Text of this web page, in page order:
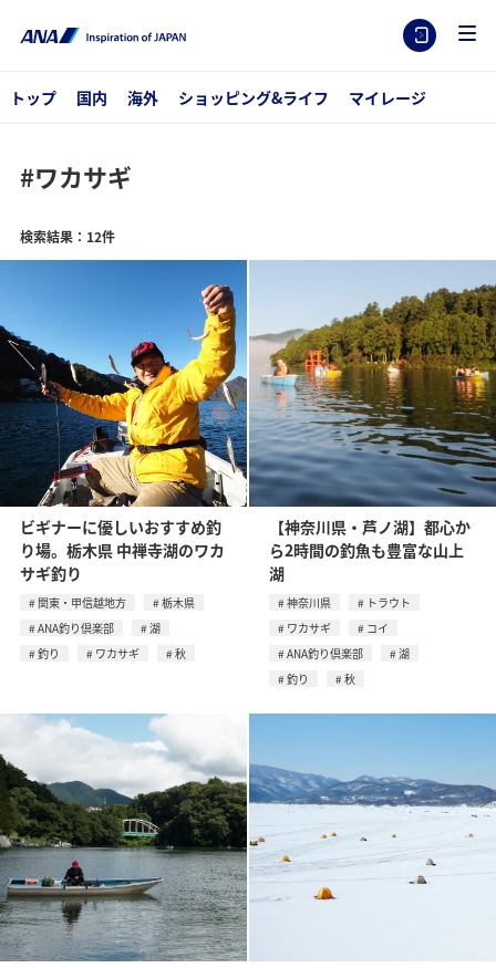
トップ 国内 海外 ショッピング&ライフ マイレージ
#ワカサギ
検索結果：12件
ビギナーに優しいおすすめ釣
り場。栃木県 中禅寺湖のワカ
サギ釣り
関東・甲信越地方
栃木県
ANA釣り倶楽部
湖
釣り
ワカサギ 秋
【神奈川県・芦ノ湖】都心か
ら2時間の釣魚も豊富な山上
湖
神奈川県
トラウト
ワカサギ
コイ
ANA釣り倶楽部
湖
釣り
秋